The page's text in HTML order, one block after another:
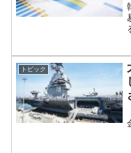
トピック